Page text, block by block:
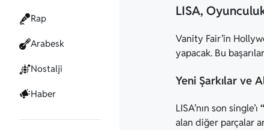
Rap
Arabesk
Nostalji
Haber
LISA,
Vanity Fair’in
yapacak. Bu
Yeni Şarkılar ve
LISA’nın son single’ı
alan diğer parçalar